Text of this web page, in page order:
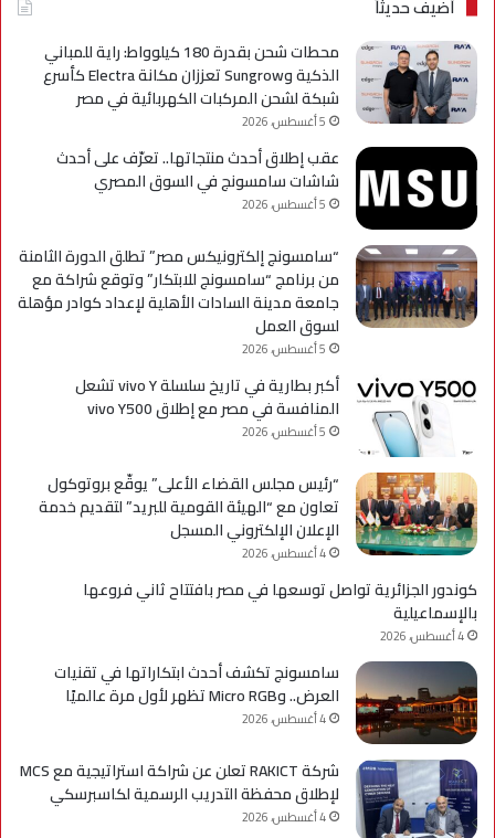
أضيف حديثاً
محطات شحن بقدرة 180 كيلوواط: راية للمباني
الذكية وSungrow تعززان مكانة Electra كأسرع
شبكة لشحن المركبات الكهربائية في مصر
5 أغسطس، 2026
عقب إطلاق أحدث منتجاتها.. تعرّف على أحدث
شاشات سامسونج في السوق المصري
5 أغسطس، 2026
“سامسونج إلكترونيكس مصر” تطلق الدورة الثامنة
من برنامج “سامسونج للابتكار” وتوقع شراكة مع
جامعة مدينة السادات الأهلية لإعداد كوادر مؤهلة
لسوق العمل
5 أغسطس، 2026
أكبر بطارية في تاريخ سلسلة vivo Y تشعل
المنافسة في مصر مع إطلاق vivo Y500
5 أغسطس، 2026
“رئيس مجلس القضاء الأعلى” يوقّع بروتوكول
تعاون مع “الهيئة القومية للبريد” لتقديم خدمة
الإعلان الإلكتروني المسجل
4 أغسطس، 2026
كوندور الجزائرية تواصل توسعها في مصر بافتتاح ثاني فروعها
بالإسماعيلية
4 أغسطس، 2026
سامسونج تكشف أحدث ابتكاراتها في تقنيات
العرض.. وMicro RGB تظهر لأول مرة عالميًا
4 أغسطس، 2026
شركة RAKICT تعلن عن شراكة استراتيجية مع MCS
لإطلاق محفظة التدريب الرسمية لكاسبرسكي
4 أغسطس، 2026